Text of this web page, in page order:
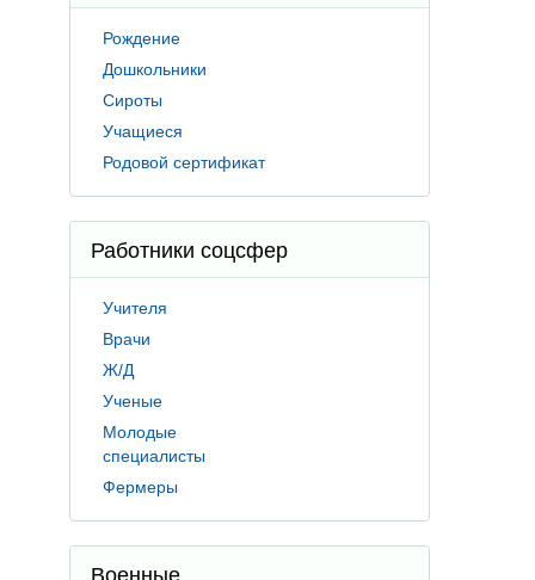
Рождение
Дошкольники
Сироты
Учащиеся
Родовой сертификат
Работники соцсфер
Учителя
Врачи
Ж/Д
Ученые
Молодые
специалисты
Фермеры